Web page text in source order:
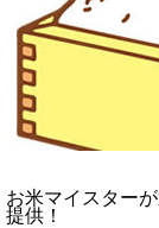
お米マイスター
提供！